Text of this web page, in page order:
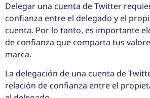
Delegar una cuenta de Twitter
confianza entre el delegado y el
cuenta. Por lo tanto, es importante
de confianza que comparta tus
marca.
La delegación de una cuenta de
relación de confianza entre el